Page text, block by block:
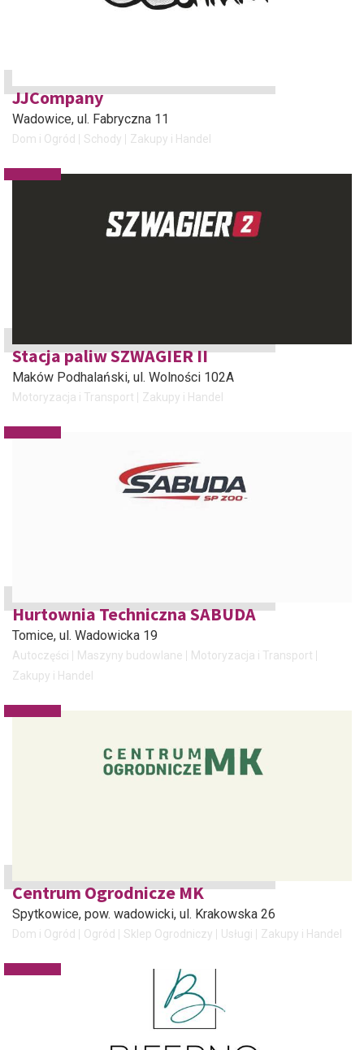
JJCompany
Wadowice, ul. Fabryczna 11
Dom i Ogród Schody Zakupy i Handel
Stacja paliw SZWAGIER II
Maków Podhalański, ul. Wolności 102A
Motoryzacja i Transport Zakupy i Handel
Hurtownia Techniczna SABUDA
Tomice, ul. Wadowicka 19
Autoczęści Maszyny budowlane
Motoryzacja i Transport
Zakupy i Handel
Centrum Ogrodnicze MK
Spytkowice, pow. wadowicki, ul. Krakowska 26
Dom i Ogród Ogród Sklep Ogrodniczy Usługi Zakupy i Handel